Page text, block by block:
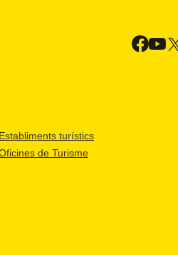
Establiments turístics
de Turisme